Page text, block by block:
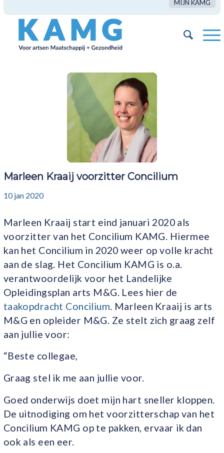
MIJN KAMG
Marleen Kraaij voorzitter Concilium
10 jan 2020
Marleen Kraaij start eind januari 2020 als
voorzitter van het Concilium KAMG. Hiermee
kan het Concilium in 2020 weer op volle kracht
aan de slag. Het Concilium KAMG is o.a.
verantwoordelijk voor het Landelijke
Opleidingsplan arts M&G. Lees hier de
taakopdracht Concilium. Marleen Kraaij is arts
M&G en opleider M&G. Ze stelt zich graag zelf
aan jullie voor:
“Beste collegae,
Graag stel ik me aan jullie voor.
Goed onderwijs doet mijn hart sneller kloppen.
De uitnodiging om het voorzitterschap van het
Concilium KAMG op te pakken, ervaar ik dan
ook als een eer.